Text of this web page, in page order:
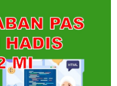
Kurikulum Merdeka Tahun
Tahun 2026 Lengkap